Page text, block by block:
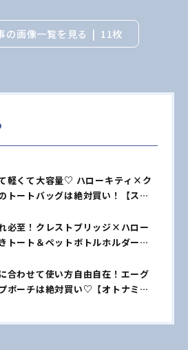
の画像一覧を見る 11枚
て軽くて大容量♡ ハローキティ×ク
トートバッグは絶対買い！【スウ
必至！クレストブリッジ×ハロー
トート＆ペットボトルホルダーが
合わせて使い方自由自在！エーグ
ポーチは絶対買い♡【オトナミュ